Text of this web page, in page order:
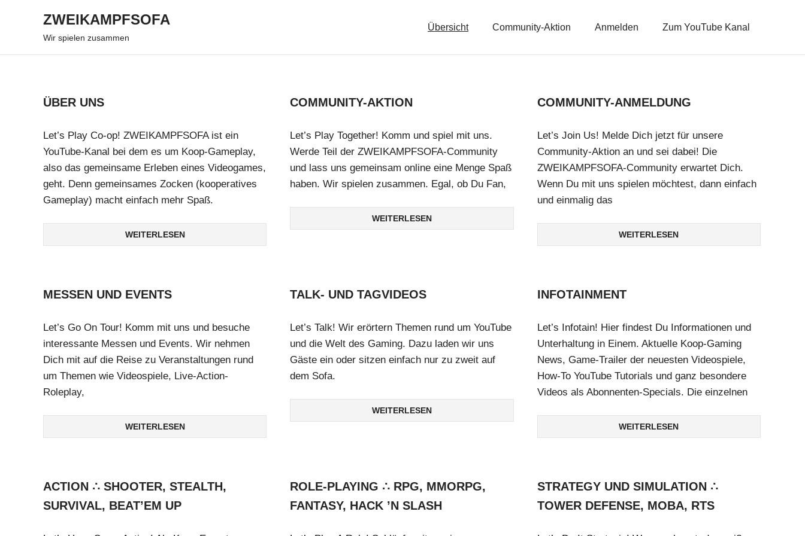
ZWEIKAMPFSOFA
Wir spielen zusammen
Übersicht Community-Aktion Anmelden Zum YouTube Kanal
ÜBER UNS
Let’s Play Co-op! ZWEIKAMPFSOFA ist ein
YouTube-Kanal bei dem es um Koop-Gameplay,
also das gemeinsame Erleben eines Videogames,
geht. Denn gemeinsames Zocken (kooperatives
Gameplay) macht einfach mehr Spaß.
WEITERLESEN
COMMUNITY-AKTION
Let’s Play Together! Komm und spiel mit uns.
Werde Teil der ZWEIKAMPFSOFA-Community
und lass uns gemeinsam online eine Menge Spaß
haben. Wir spielen zusammen. Egal, ob Du Fan,
WEITERLESEN
COMMUNITY-ANMELDUNG
Let’s Join Us! Melde Dich jetzt für unsere
Community-Aktion an und sei dabei! Die
ZWEIKAMPFSOFA-Community erwartet Dich.
Wenn Du mit uns spielen möchtest, dann einfach
und einmalig das
WEITERLESEN
MESSEN UND EVENTS
Let’s Go On Tour! Komm mit uns und besuche
interessante Messen und Events. Wir nehmen
Dich mit auf die Reise zu Veranstaltungen rund
um Themen wie Videospiele, Live-Action-
Roleplay,
WEITERLESEN
TALK- UND TAGVIDEOS
Let’s Talk! Wir erörtern Themen rund um YouTube
und die Welt des Gaming. Dazu laden wir uns
Gäste ein oder sitzen einfach nur zu zweit auf
dem Sofa.
WEITERLESEN
INFOTAINMENT
Let’s Infotain! Hier findest Du Informationen und
Unterhaltung in Einem. Aktuelle Koop-Gaming
News, Game-Trailer der neuesten Videospiele,
How-To YouTube Tutorials und ganz besondere
Videos als Abonnenten-Specials. Die einzelnen
WEITERLESEN
ACTION ∴ SHOOTER, STEALTH,
SURVIVAL, BEAT’EM UP
ROLE-PLAYING ∴ RPG, MMORPG,
FANTASY, HACK ’N SLASH
STRATEGY UND SIMULATION ∴
TOWER DEFENSE, MOBA, RTS